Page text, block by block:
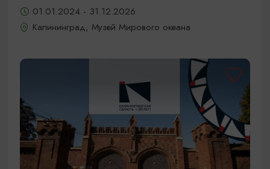
01.01.2024 - 31.12.2026
Калининград, Музей Мирового океана